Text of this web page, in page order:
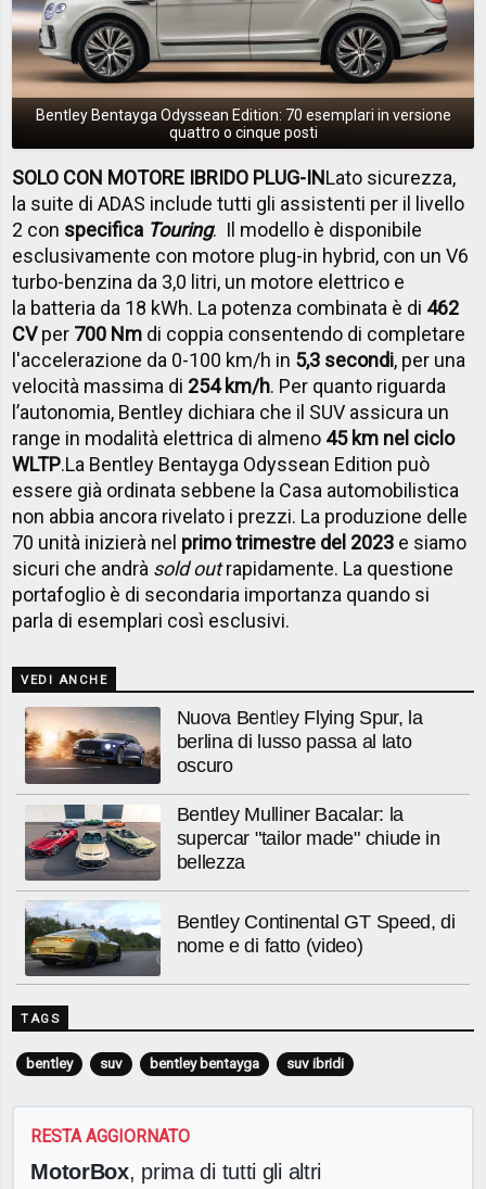
Bentley Bentayga Odyssean Edition: 70 esemplari in versione
quattro o cinque posti
SOLO CON MOTORE IBRIDO PLUG-INLato sicurezza,
la suite di ADAS include tutti gli assistenti per il livello
2 con specifica Touring. Il modello è disponibile
esclusivamente con motore plug-in hybrid, con un V6
turbo-benzina da 3,0 litri, un motore elettrico e
la batteria da 18 kWh. La potenza combinata è di 462
CVper 700 Nm di coppia consentendo di completare
l'accelerazione da 0-100 km/h in 5,3 secondi, per una
velocità massima di 254 km/h. Per quanto riguarda
l’autonomia, Bentley dichiara che il SUV assicura un
range in modalità elettrica di almeno 45 km nel ciclo
WLTP.La Bentley Bentayga Odyssean Edition può
essere già ordinata sebbene la Casa automobilistica
non abbia ancora rivelato i prezzi. La produzione delle
70 unità inizierà nel primo trimestre del 2023 e siamo
sicuri che andrà sold outrapidamente. La questione
portafoglio è di secondaria importanza quando si
parla di esemplari così esclusivi.
VEDI ANCHE
Nuova Bentley Flying Spur, la
berlina di lusso passa al lato
oscuro
Bentley Mulliner Bacalar: la
supercar "tailor made" chiude in
bellezza
Bentley Continental GT Speed, di
nome e di fatto (video)
TAGS
bentley suv bentley bentayga suv ibridi
RESTA AGGIORNATO
MotorBox, prima di tutti gli altri